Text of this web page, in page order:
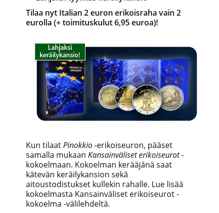
Tilaa nyt Italian 2 euron erikoisraha vain 2
eurolla (+ toimituskulut 6,95 euroa)!
Kun tilaatPinokkio-erikoiseuron, pääset
samalla mukaan Kansainväliset erikoiseurot-
kokoelmaan. Kokoelman kerääjänä saat
kätevän keräilykansion sekä
aitoustodistukset kullekin rahalle. Lue lisää
kokoelmasta Kansainväliset erikoiseurot -
kokoelma -välilehdeltä.